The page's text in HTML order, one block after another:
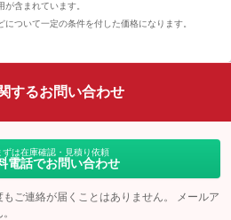
含まれています。
ついて一定の条件を付した価格になります。
するお問い合わせ
ずは在庫確認・見積り依頼
電話でお問い合わせ
ご連絡が届くことはありません。 メールア